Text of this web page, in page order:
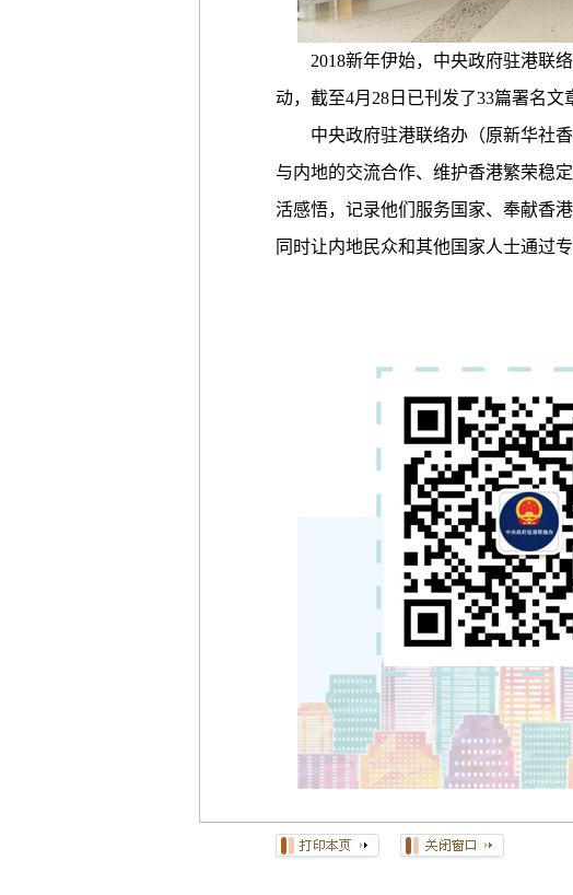
2018新年伊始，中央政府驻港联络
动，截至4月28日已刊发了33篇署名文
中央政府驻港联络办（原新华社香
与内地的交流合作、维护香港繁荣稳
活感悟，记录他们服务国家、奉献香
同时让内地民众和其他国家人士通过